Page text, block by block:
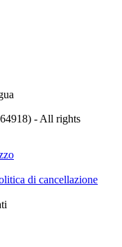
- All rights
di cancellazione